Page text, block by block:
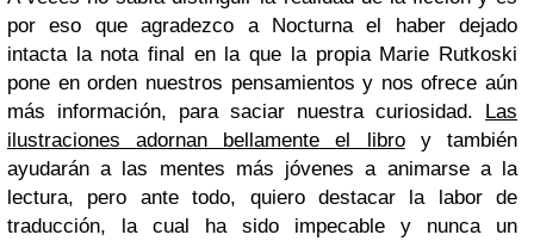
por eso que agradezco a Nocturna el haber dejado
intacta la nota final en la que la propia Marie Rutkoski
pone en orden nuestros pensamientos y nos ofrece aún
más información, para saciar nuestra curiosidad. Las
ilustraciones adornan bellamente el libroy también
ayudarán a las mentes más jóvenes a animarse a la
lectura, pero ante todo, quiero destacar la labor de
traducción, la cual ha sido impecable y nunca un